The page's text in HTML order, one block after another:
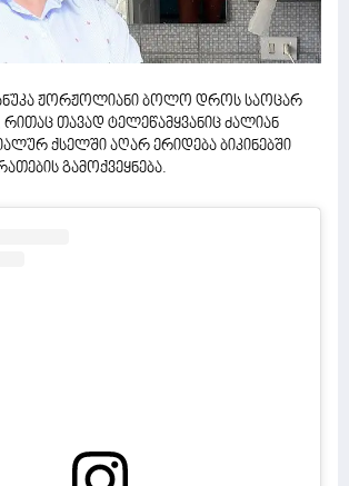
ჟორჟოლიანი ბოლო დროს საოცარ
თავად ტელეწამყვანიც ძალიან
ქსელში აღარ ერიდება ბიკინებში
გამოქვეყნება.